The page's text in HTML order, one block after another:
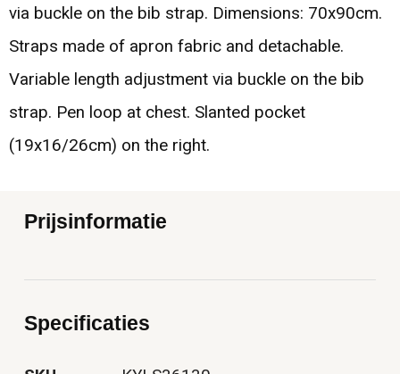
via buckle on the bib strap. Dimensions: 70x90cm.
Straps made of apron fabric and detachable.
Variable length adjustment via buckle on the bib
strap. Pen loop at chest. Slanted pocket
(19x16/26cm) on the right.
Prijsinformatie
Specificaties